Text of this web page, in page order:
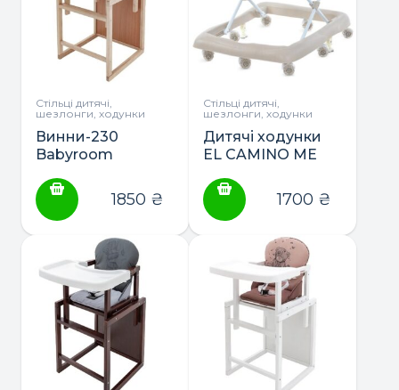
Стільці дитячі,
шезлонги, ходунки
Винни-230
Babyroom
трансформер
ЕСО с
пластиковой
столешницей
(без лака)
1850 ₴
Стільці дитячі,
шезлонги, ходунки
Дитячі ходунки
EL CAMINO ME
1700 ₴